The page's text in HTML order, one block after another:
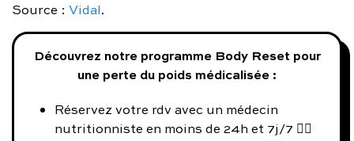
Source : Vidal.
Découvrez notre programme Body Reset pour
une perte du poids médicalisée :
Réservez votre rdv avec un médecin
nutritionniste en moins de 24h et 7j/7 👨‍⚕️